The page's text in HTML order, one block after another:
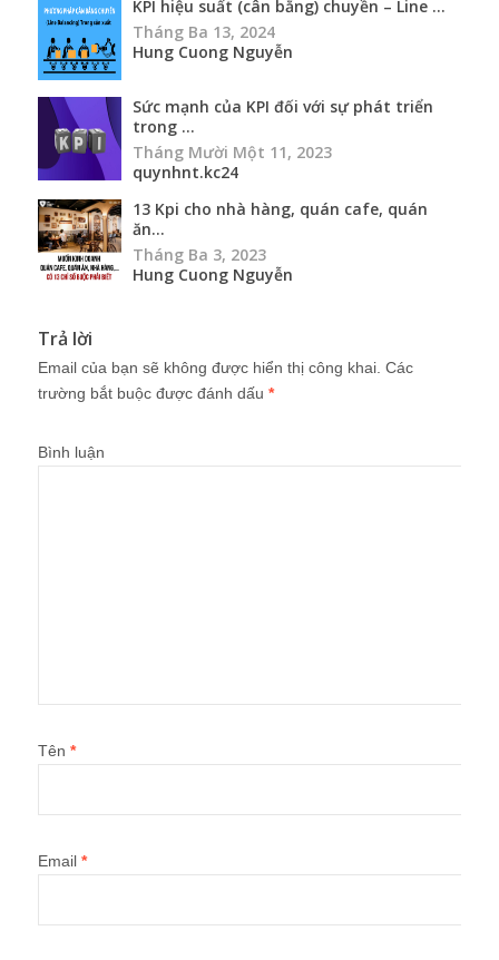
KPI hiệu suất (cân bằng) chuyền – Line ...
Tháng Ba 13, 2024
Hung Cuong Nguyễn
Sức mạnh của KPI đối với sự phát triển
trong ...
Tháng Mười Một 11, 2023
quynhnt.kc24
13 Kpi cho nhà hàng, quán cafe, quán
ăn...
Tháng Ba 3, 2023
Hung Cuong Nguyễn
Trả lời
Email của bạn sẽ không được hiển thị công khai. Các
trường bắt buộc được đánh dấu *
Bình luận
Tên *
Email *